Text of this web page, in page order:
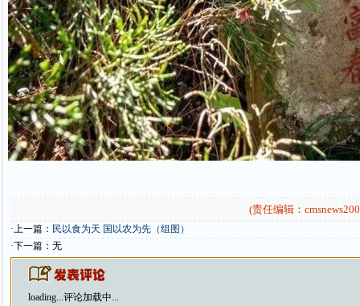
(责任编辑：
·上一篇： 民以食为天 国以农为先（组图）
·下一篇：无
loading...评论加载中...